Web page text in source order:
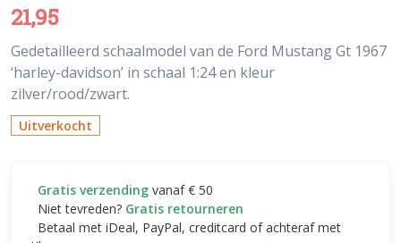
21,95
Gedetailleerd schaalmodel van de Ford Mustang Gt 1967
‘harley-davidson’ in schaal 1:24 en kleur
zilver/rood/zwart.
Uitverkocht
Gratis verzending vanaf € 50
Niet tevreden? Gratis retourneren
Betaal met iDeal, PayPal, creditcard of achteraf met